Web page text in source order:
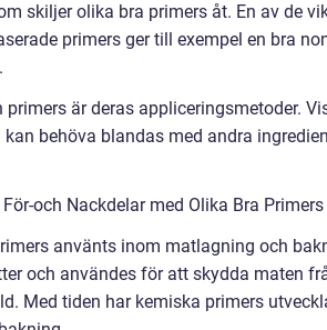
skiljer olika bra primers åt. En av de
primers ger till exempel en bra
är deras appliceringsmetoder.
behöva blandas med andra
och Nackdelar med Olika Bra Primers
använts inom matlagning och
och användes för att skydda maten
Med tiden har kemiska primers